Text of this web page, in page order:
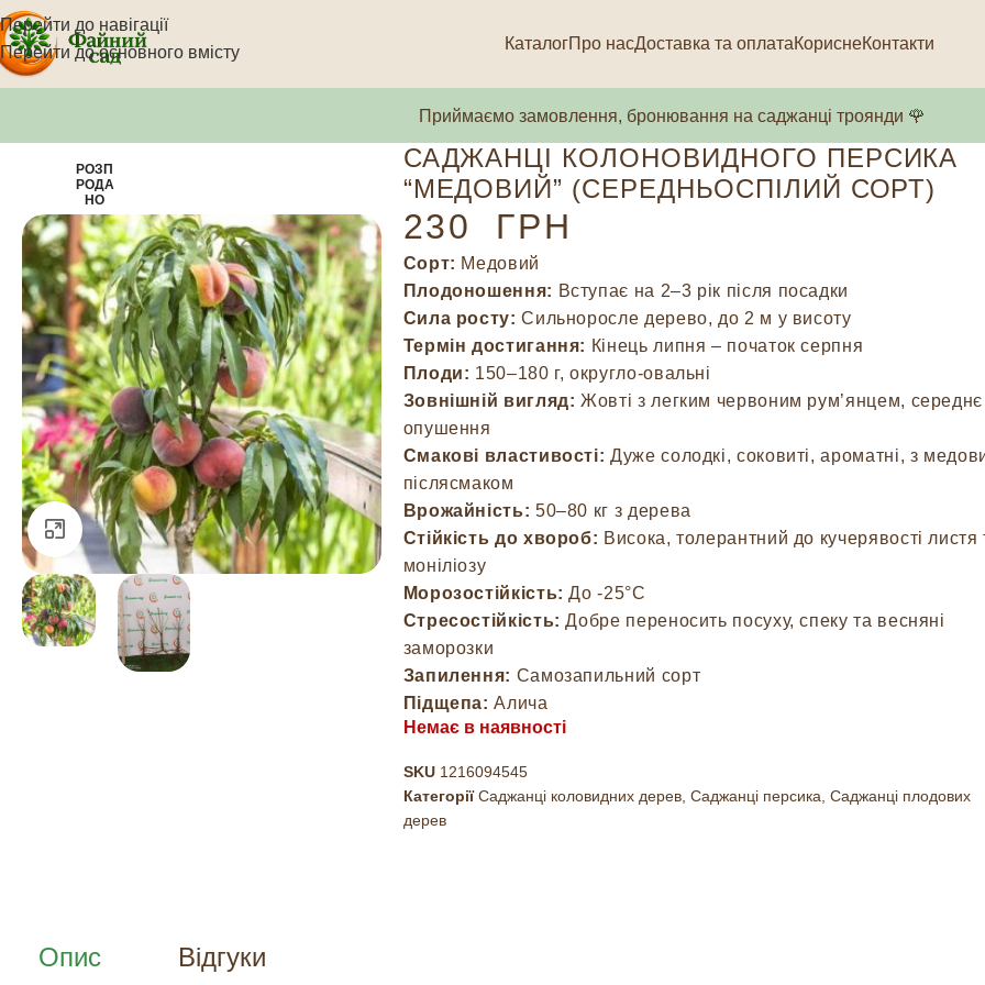
Перейти до навігації
Перейти до основного вмісту
КаталогПро насДоставка та оплатаКориснеКонтакти
Приймаємо замовлення, бронювання на саджанці троянди 🌹
РОЗП
РОДА
НО
Натисніть, щоб збільшити
САДЖАНЦІ КОЛОНОВИДНОГО ПЕРСИКА
“МЕДОВИЙ” (СЕРЕДНЬОСПІЛИЙ СОРТ)
230 ГРН
Сорт: Медовий
Плодоношення: Вступає на 2–3 рік після посадки
Сила росту: Сильноросле дерево, до 2 м у висоту
Термін достигання: Кінець липня – початок серпня
Плоди: 150–180 г, округло-овальні
Зовнішній вигляд: Жовті з легким червоним рум’янцем, середнє
опушення
Смакові властивості: Дуже солодкі, соковиті, ароматні, з
післясмаком
Врожайність: 50–80 кг з дерева
Стійкість до хвороб: Висока, толерантний до кучерявості листя
моніліозу
Морозостійкість: До -25°C
Стресостійкість: Добре переносить посуху, спеку та весняні
заморозки
Запилення: Самозапильний сорт
Підщепа: Алича
Немає в наявності
SKU 1216094545
Категорії Саджанці коловидних дерев, Саджанці персика Саджанці плодових
дерев
Опис Відгуки